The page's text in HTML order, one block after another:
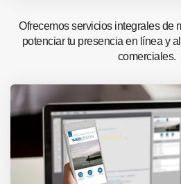
Ofrecemos servicios integrales de
potenciar tu presencia en línea y
comerciales.